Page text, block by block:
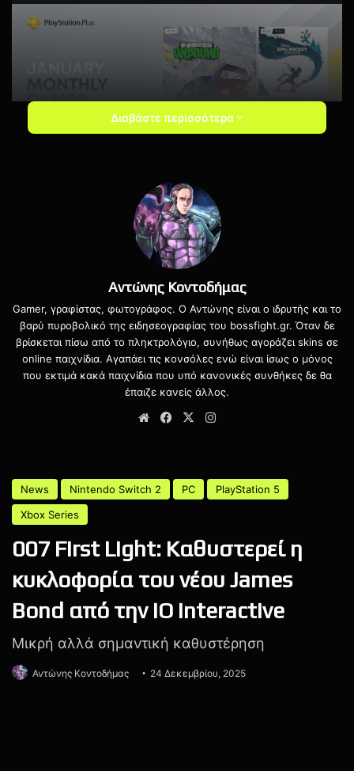
Οι συνδρομητές της υπηρεσίας PlayStation Plus θα
μπορούν να κατεβάσουν και να παίξουν αυτά τα
παιχνίδια από τη πρώτη Τρίτη του μήνα τις 6 Ιανουαρίου
και για όλο τον μήνα έως τις 2 Φεβρουαρίου.
PlayStation Plus Essential PS Plus
Διαβάστε περισσότερα
Αντώνης Κοντοδήμας
Gamer, γραφίστας, φωτογράφος. Ο Αντώνης είναι ο ιδρυτής και το
βαρύ πυροβολικό της ειδησεογραφίας του bossfight.gr. Όταν δε
βρίσκεται πίσω από το πληκτρολόγιο, συνήθως αγοράζει skins σε
online παιχνίδια. Αγαπάει τις κονσόλες ενώ είναι ίσως ο μόνος
που εκτιμά κακά παιχνίδια που υπό κανονικές συνθήκες δε θα
έπαιζε κανείς άλλος.
WebsiteFacebook
X